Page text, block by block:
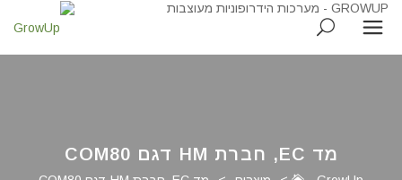
מד EC, חברת HM דגם COM80